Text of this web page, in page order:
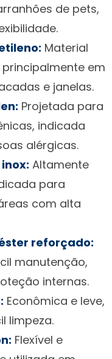
de pets,
Material
em
e janelas.
Projetada para
indicada
alérgicas.
Altamente
para
com alta
reforçado:
manutenção,
internas.
Econômica e leve,
limpeza.
Flexível e